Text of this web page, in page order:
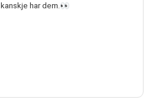
kanskje har dem.👀